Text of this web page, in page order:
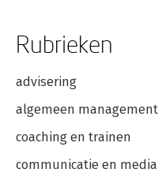
Rubrieken
advisering
algemeen management
coaching en trainen
communicatie en media